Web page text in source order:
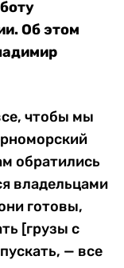
Об этом
чтобы мы
обратились
владельцами
готовы,
[грузы с
— все